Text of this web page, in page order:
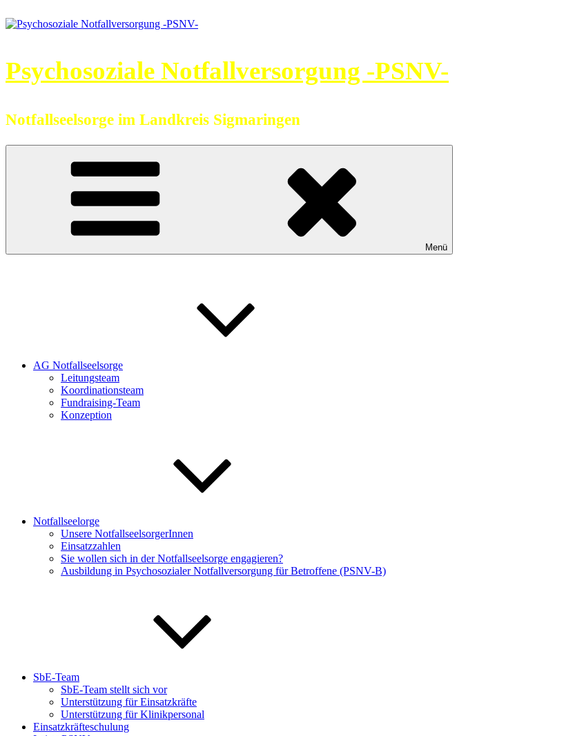
Inhalt
Psychosoziale Notfallversorgung -PSNV-
Notfallseelsorge im Landkreis Sigmaringen
Menü
AG Notfallseelsorge
Leitungsteam
Koordinationsteam
Fundraising-Team
Konzeption
Notfallseelorge
Unsere NotfallseelsorgerInnen
Einsatzzahlen
Sie wollen sich in der Notfallseelsorge engagieren?
Ausbildung in Psychosozialer Notfallversorgung für Betroffene (PSNV-B)
SbE-Team
SbE-Team stellt sich vor
Unterstützung für Einsatzkräfte
Unterstützung für Klinikpersonal
Einsatzkräfteschulung